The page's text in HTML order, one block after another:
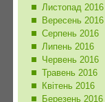
Листопад 2016
Вересень 2016
Серпень 2016
Липень 2016
Червень 2016
Травень 2016
Квітень 2016
Березень 2016